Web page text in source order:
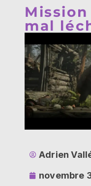
mal
Adrien
novembre